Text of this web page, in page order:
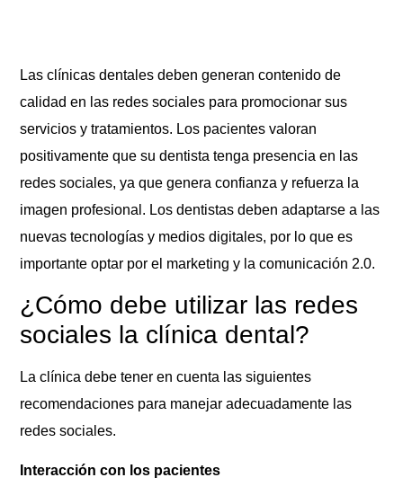
Las clínicas dentales deben generan contenido de
calidad en las redes sociales para promocionar sus
servicios y tratamientos. Los pacientes valoran
positivamente que su dentista tenga presencia en las
redes sociales, ya que genera confianza y refuerza la
imagen profesional. Los dentistas deben adaptarse a las
nuevas tecnologías y medios digitales, por lo que es
importante optar por el marketing y la comunicación 2.0.
¿Cómo debe utilizar las redes
sociales la clínica dental?
La clínica debe tener en cuenta las siguientes
recomendaciones para manejar adecuadamente las
redes sociales.
Interacción con los pacientes